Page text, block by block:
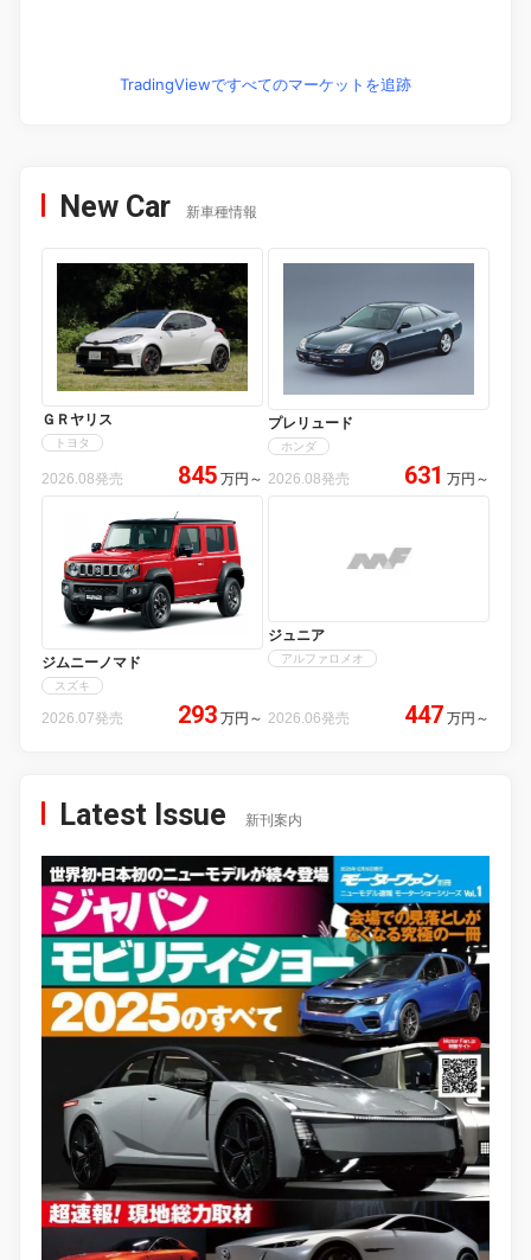
TradingViewですべてのマーケットを追跡
New Car 新車種情報
ＧＲヤリス
トヨタ
2026.08発売 845 万円 ～
プレリュード
ホンダ
2026.08発売 631 万円 ～
ジムニーノマド
スズキ
2026.07発売 293 万円 ～
ジュニア
アルファロメオ
2026.06発売 447 万円 ～
Latest Issue 新刊案内